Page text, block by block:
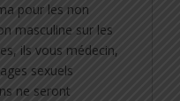
pour les non
masculine sur les
ils vous médecin,
sexuels
ne seront